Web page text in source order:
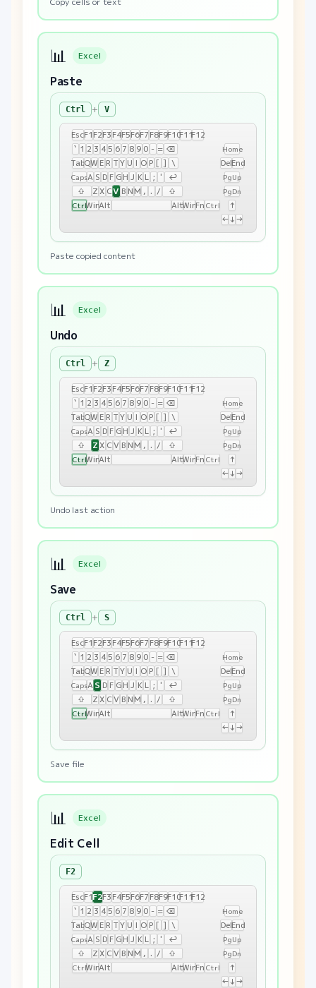
📊 Excel
Paste
Ctrl + V
EscF1F2F3F4F5F6F7F8F9F10F11F12
` 1 2 3 45 6 7 8 9 0 - = ⌫
TabQWE R T Y U I OP [ ] \
CapsA S D F GH J K L ; '
↩
⇧
Z X CVB NM , . / ⇧
CtrlWinAlt AltWinFn Ctrl
Home
DelEnd
PgUp
PgDn
↑
←↓→
Paste copied content
📊 Excel
Undo
Ctrl + Z
EscF1F2F3F4F5F6F7F8F9F10F11F12
` 1 2 3 45 6 7 8 9 0 - = ⌫
TabQWE R T Y U I OP [ ] \
CapsA S D F GH J K L ; '
↩
⇧
Z X CV B NM , . / ⇧
CtrlWinAlt AltWinFn Ctrl
Home
DelEnd
PgUp
PgDn
↑
←↓→
Undo last action
📊 Excel
Save
Ctrl + S
EscF1F2F3F4F5F6F7F8F9F10F11F12
` 1 2 3 45 6 7 8 9 0 - = ⌫
TabQWE R T Y U I OP [ ] \
CapsASD F GH J K L ; '
↩
⇧
Z X CV B NM , . / ⇧
CtrlWinAlt AltWinFn Ctrl
Home
DelEnd
PgUp
PgDn
↑
←↓→
Save file
📊 Excel
Edit Cell
F2
EscF1F2F3F4F5F6F7F8F9F10F11F12
` 1 2 3 45 6 7 8 9 0 - = ⌫
TabQWE R T Y U I OP [ ] \
CapsA S D F GH J K L ; '
↩
⇧
Z X CV B NM , . / ⇧
CtrlWinAlt AltWinFn Ctrl
Home
DelEnd
PgUp
PgDn
↑
←↓→